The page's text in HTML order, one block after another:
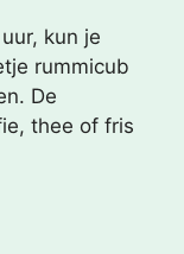
kun je
rummicub
De
thee of fris